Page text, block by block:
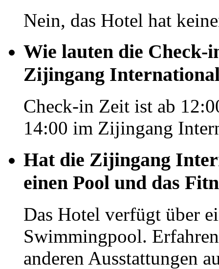
Nein, das Hotel hat
Wie lauten die Check-
Zijingang
Check-in Zeit ist ab
14:00 im Zijingang
Hat die Zijingang
einen Pool und das
Das Hotel verfügt über
Swimmingpool.
anderen Ausstattungen